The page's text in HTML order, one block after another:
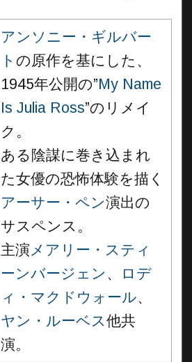
アンソニー・ギルバー
ト の原作を基にした、
1945年公開の”My Name
Is Julia Ross”のリメイ
ク。
ある陰謀に巻き込まれ
た女優の恐怖体験を描く
アーサー・ペン演出の
サスペンス。
主演メアリー・スティ
ーンバージェン 、
ロデ
ィ・マクドウォール、
ヤン・ルーベス他共
演。